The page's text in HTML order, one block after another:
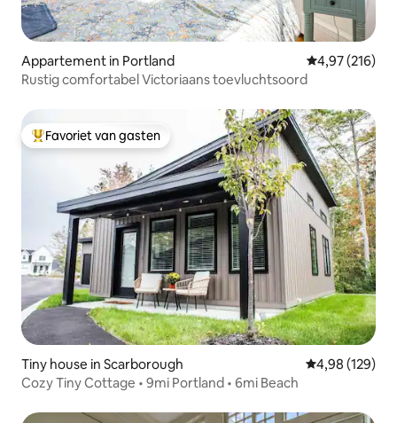
Appartement in Portland Gemiddelde
4,97 (216)
Rustig comfortabel Victoriaans toevluchtsoord
Topfavoriet van gasten
Favoriet van gasten
Tiny house in Scarborough Gemiddelde
4,98 (129)
Cozy Tiny Cottage • 9mi Portland • 6mi Beach